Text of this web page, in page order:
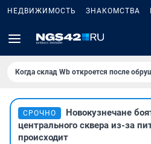
НЕДВИЖИМОСТЬ ЗНАКОМСТВА
Когда склад Wb откроется после
СРОЧНО
Новокузнечане
центрального сквера из-за
происходит